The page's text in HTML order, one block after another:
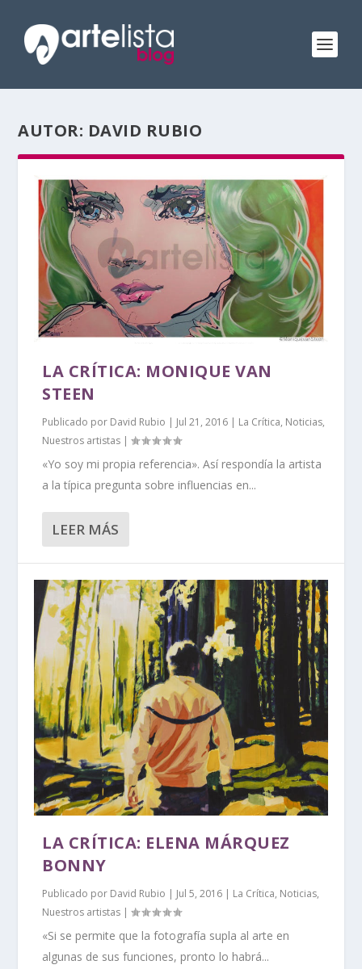
AUTOR: DAVID RUBIO
LA CRÍTICA: MONIQUE VAN
STEEN
Publicado por David Rubio | Jul 21, 2016 | La Crítica, Noticias,
Nuestros artistas |
«Yo soy mi propia referencia». Así respondía la artista
a la típica pregunta sobre influencias en...
LEER MÁS
LA CRÍTICA: ELENA MÁRQUEZ
BONNY
Publicado por David Rubio | Jul 5, 2016 | La Crítica, Noticias,
Nuestros artistas |
«Si se permite que la fotografía supla al arte en
algunas de sus funciones, pronto lo habrá...